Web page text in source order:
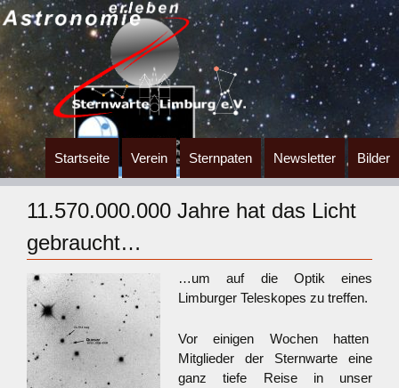
Zum
Inhalt
springen
Startseite Verein Sternpaten Newsletter Bilder
11.570.000.000 Jahre hat das Licht
gebraucht…
…um auf die Optik eines
Limburger Teleskopes zu treffen.
Vor einigen Wochen hatten
Mitglieder der Sternwarte eine
ganz tiefe Reise in unser